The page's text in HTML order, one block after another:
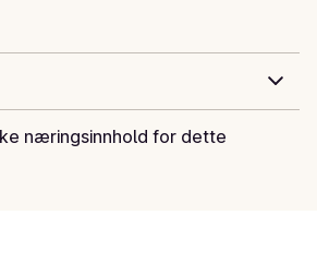
næringsinnhold for dette